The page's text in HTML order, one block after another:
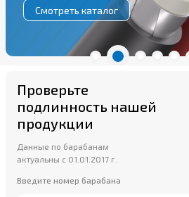
Смотреть каталог
Проверьте
подлинность нашей
продукции
Данные по барабанам
актуальны с 01.01.2017 г.
Введите номер барабана